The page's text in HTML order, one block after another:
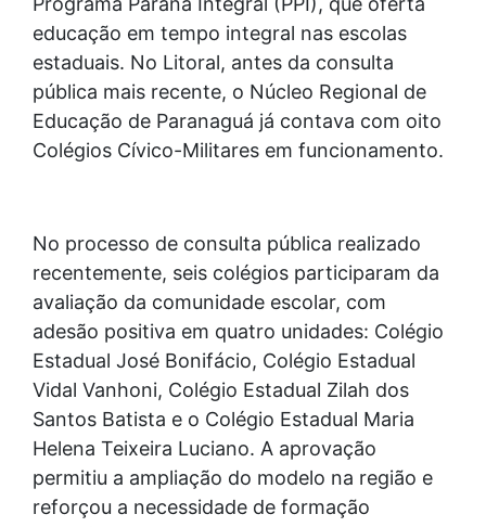
educação em tempo integral nas escolas
estaduais. No Litoral, antes da consulta
pública mais recente, o Núcleo Regional de
Educação de Paranaguá já contava com oito
Colégios Cívico-Militares em funcionamento.
No processo de consulta pública realizado
recentemente, seis colégios participaram da
avaliação da comunidade escolar, com
adesão positiva em quatro unidades: Colégio
Estadual José Bonifácio, Colégio Estadual
Vidal Vanhoni, Colégio Estadual Zilah dos
Santos Batista e o Colégio Estadual Maria
Helena Teixeira Luciano. A aprovação
permitiu a ampliação do modelo na região e
reforçou a necessidade de formação